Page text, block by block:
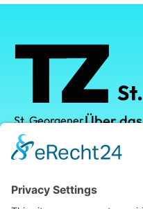
St. Georgener
Technologiezentrum
GmbH
78112 St.
Georgen im
Über das
Vermietung
Standort